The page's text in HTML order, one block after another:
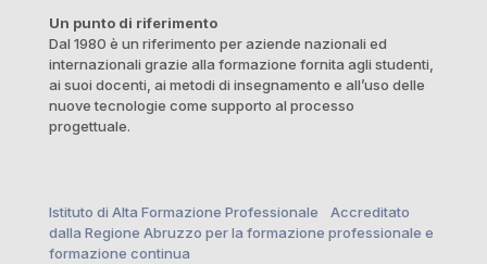
Un punto di riferimento
Dal 1980 è un riferimento per aziende nazionali ed
internazionali grazie alla formazione fornita agli studenti,
ai suoi docenti, ai metodi di insegnamento e all’uso delle
nuove tecnologie come supporto al processo
progettuale.
Istituto di Alta Formazione Professionale Accreditato
dalla Regione Abruzzo per la formazione professionale e
formazione continua